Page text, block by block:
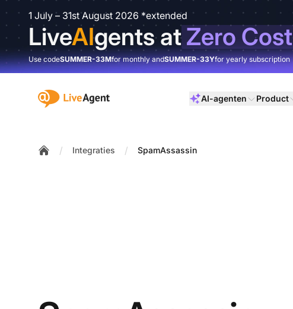
1 July – 31st August 2026 *extended
LiveAIgents atZero Cost
Use codeSUMMER-33Mfor monthly andSUMMER-33Yfor yearly subscription
:site.title AI-agenten Product
/ Integraties / SpamAssassin